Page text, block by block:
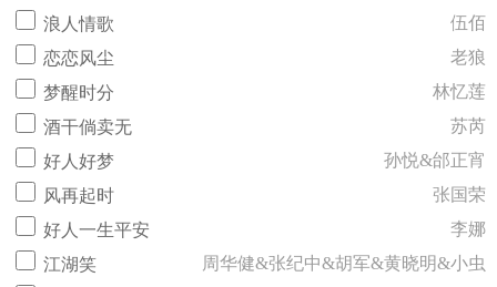
浪人情歌
伍佰
恋恋风尘
老狼
梦醒时分
林忆莲
酒干倘卖无
苏芮
好人好梦
孙悦&邰正宵
风再起时
张国荣
好人一生平安
李娜
江湖笑
周华健&张纪中&胡军&黄晓明&小虫